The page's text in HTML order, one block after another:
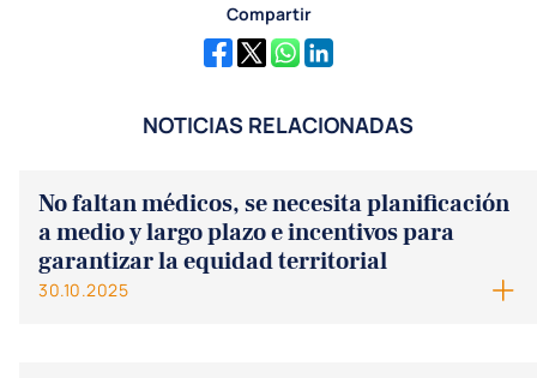
Compartir
NOTICIAS RELACIONADAS
No faltan médicos, se necesita planificación
a medio y largo plazo e incentivos para
garantizar la equidad territorial
30.10.2025